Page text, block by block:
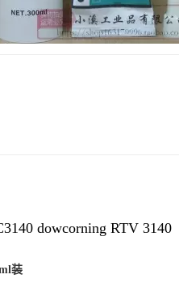
dowcorning RTV 3140
装